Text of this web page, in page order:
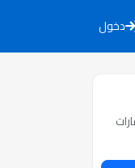
دخول